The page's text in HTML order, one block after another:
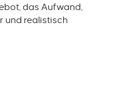
das Aufwand,
und realistisch